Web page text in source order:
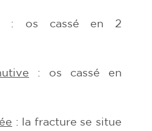
: os cassé en 2
: os cassé en
: la fracture se situe